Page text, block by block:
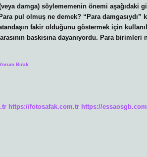
damga) söylememenin önemi aşağıdaki
pul olmuş ne demek? “Para
fakir olduğunu göstermek için
baskısına dayanıyordu. Para
Bırak
https://fotosafak.com.tr https://